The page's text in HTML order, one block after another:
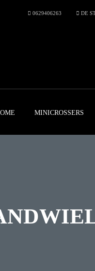
DE
0629406263
MINICROSSERS